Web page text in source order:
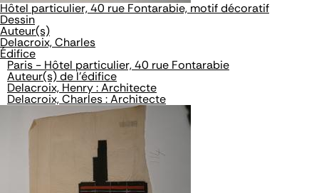
Hôtel particulier, 40 rue Fontarabie, motif décoratif
Dessin
Auteur(s)
Delacroix, Charles
Édifice
Paris - Hôtel particulier, 40 rue Fontarabie
Auteur(s) de l'édifice
Delacroix, Henry : Architecte
Delacroix, Charles : Architecte